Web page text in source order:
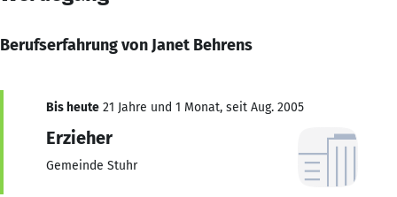
Berufserfahrung von Janet Behrens
Bis heute 21 Jahre und 1 Monat, seit Aug. 2005
Erzieher
Gemeinde Stuhr